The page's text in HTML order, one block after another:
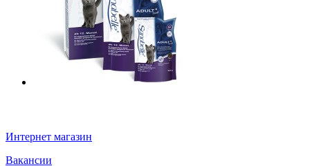
Интернет магазин
Вакансии